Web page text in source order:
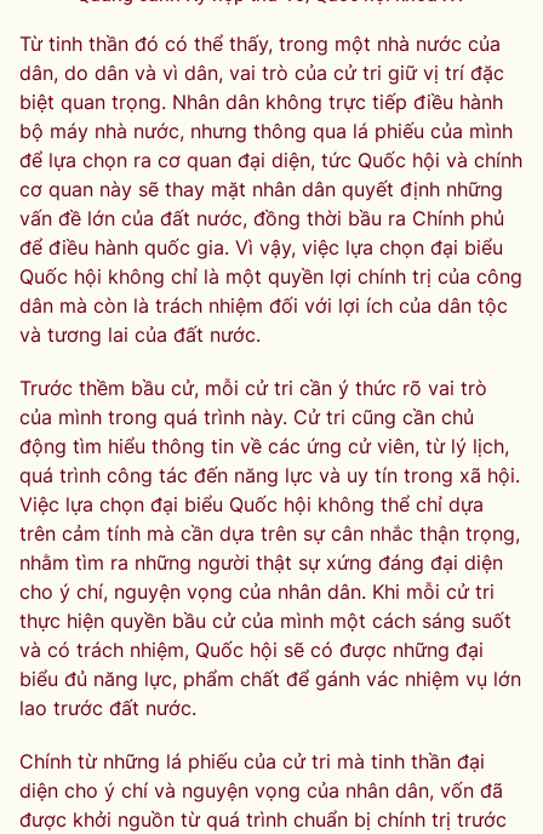
Từ tinh thần đó có thể thấy, trong một nhà nước của
dân, do dân và vì dân, vai trò của cử tri giữ vị trí đặc
biệt quan trọng. Nhân dân không trực tiếp điều hành
bộ máy nhà nước, nhưng thông qua lá phiếu của mình
để lựa chọn ra cơ quan đại diện, tức Quốc hội và chính
cơ quan này sẽ thay mặt nhân dân quyết định những
vấn đề lớn của đất nước, đồng thời bầu ra Chính phủ
để điều hành quốc gia. Vì vậy, việc lựa chọn đại biểu
Quốc hội không chỉ là một quyền lợi chính trị của công
dân mà còn là trách nhiệm đối với lợi ích của dân tộc
và tương lai của đất nước.
Trước thềm bầu cử, mỗi cử tri cần ý thức rõ vai trò
của mình trong quá trình này. Cử tri cũng cần chủ
động tìm hiểu thông tin về các ứng cử viên, từ lý lịch,
quá trình công tác đến năng lực và uy tín trong xã hội.
Việc lựa chọn đại biểu Quốc hội không thể chỉ dựa
trên cảm tính mà cần dựa trên sự cân nhắc thận trọng,
nhằm tìm ra những người thật sự xứng đáng đại diện
cho ý chí, nguyện vọng của nhân dân. Khi mỗi cử tri
thực hiện quyền bầu cử của mình một cách sáng suốt
và có trách nhiệm, Quốc hội sẽ có được những đại
biểu đủ năng lực, phẩm chất để gánh vác nhiệm vụ lớn
lao trước đất nước.
Chính từ những lá phiếu của cử tri mà tinh thần đại
diện cho ý chí và nguyện vọng của nhân dân, vốn đã
được khởi nguồn từ quá trình chuẩn bị chính trị trước